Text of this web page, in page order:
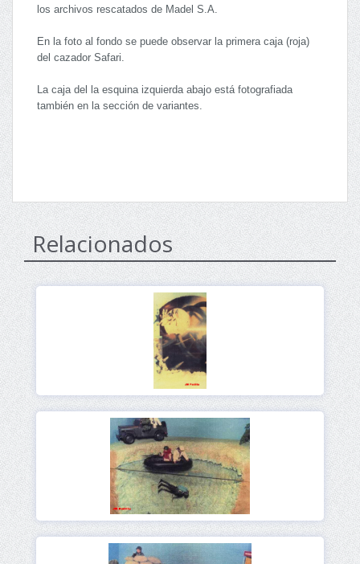
los archivos rescatados de Madel S.A.
En la foto al fondo se puede observar la primera caja (roja)
del cazador Safari.
La caja del la esquina izquierda abajo está fotografiada
también en la sección de variantes.
Relacionados
Ver
Ver